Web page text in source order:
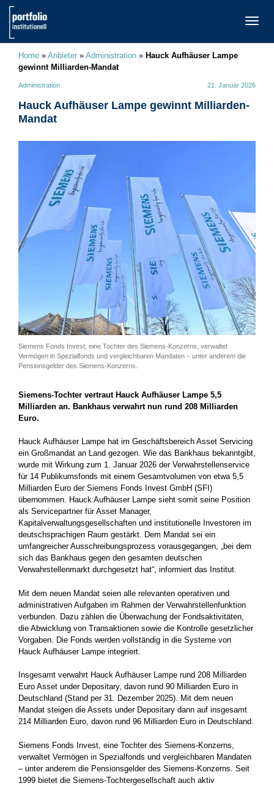
Home » Anbieter » Administration » Hauck Aufhäuser Lampe
gewinnt Milliarden-Mandat
Administration 21. Januar 2026
Hauck Aufhäuser Lampe gewinnt Milliarden-
Mandat
Siemens Fonds Invest, eine Tochter des Siemens-Konzerns, verwaltet
Vermögen in Spezialfonds und vergleichbaren Mandaten – unter anderem die
Pensionsgelder des Siemens-Konzerns.
Siemens-Tochter vertraut Hauck Aufhäuser Lampe 5,5
Milliarden an. Bankhaus verwahrt nun rund 208 Milliarden
Euro.
Hauck Aufhäuser Lampe hat im Geschäftsbereich Asset Servicing
ein Großmandat an Land gezogen. Wie das Bankhaus bekanntgibt,
wurde mit Wirkung zum 1. Januar 2026 der Verwahrstellenservice
für 14 Publikumsfonds mit einem Gesamtvolumen von etwa 5,5
Milliarden Euro der Siemens Fonds Invest GmbH (SFI)
übernommen. Hauck Aufhäuser Lampe sieht somit seine Position
als Servicepartner für Asset Manager,
Kapitalverwaltungsgesellschaften und institutionelle Investoren im
deutschsprachigen Raum gestärkt. Dem Mandat sei ein
umfangreicher Ausschreibungsprozess vorausgegangen, „bei dem
sich das Bankhaus gegen den gesamten deutschen
Verwahrstellenmarkt durchgesetzt hat“, informiert das Institut.
Mit dem neuen Mandat seien alle relevanten operativen und
administrativen Aufgaben im Rahmen der Verwahrstellenfunktion
verbunden. Dazu zählen die Überwachung der Fondsaktivitäten,
die Abwicklung von Transaktionen sowie die Kontrolle gesetzlicher
Vorgaben. Die Fonds werden vollständig in die Systeme von
Hauck Aufhäuser Lampe integriert.
Insgesamt verwahrt Hauck Aufhäuser Lampe rund 208 Milliarden
Euro Asset under Depositary, davon rund 90 Milliarden Euro in
Deutschland (Stand per 31. Dezember 2025). Mit dem neuen
Mandat steigen die Assets under Depositary dann auf insgesamt
214 Milliarden Euro, davon rund 96 Milliarden Euro in Deutschland.
Siemens Fonds Invest, eine Tochter des Siemens-Konzerns,
verwaltet Vermögen in Spezialfonds und vergleichbaren Mandaten
– unter anderem die Pensionsgelder des Siemens-Konzerns. Seit
1999 bietet die Siemens-Tochtergesellschaft auch aktiv